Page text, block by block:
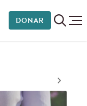
DONAR